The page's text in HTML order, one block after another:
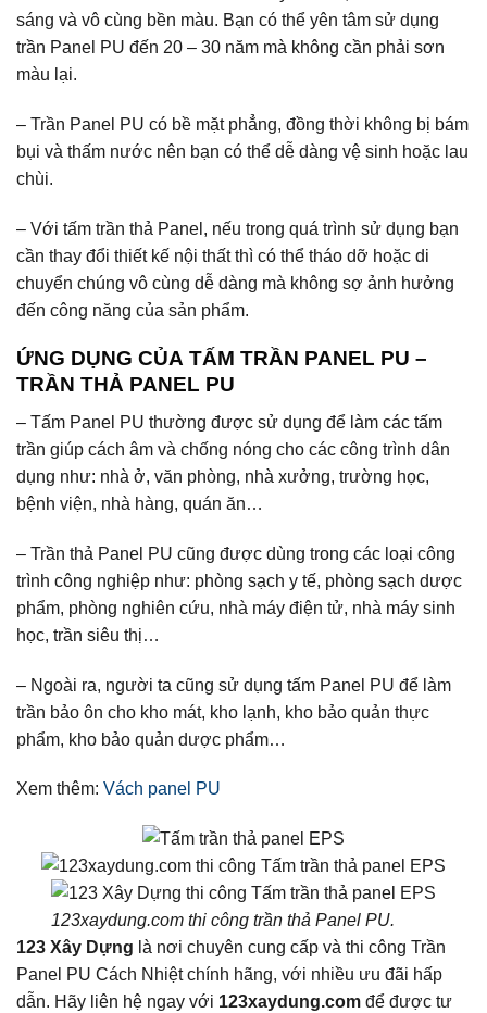
sáng và vô cùng bền màu. Bạn có thể yên tâm sử dụng
trần Panel PU đến 20 – 30 năm mà không cần phải sơn
màu lại.
– Trần Panel PU có bề mặt phẳng, đồng thời không bị bám
bụi và thấm nước nên bạn có thể dễ dàng vệ sinh hoặc lau
chùi.
– Với tấm trần thả Panel, nếu trong quá trình sử dụng bạn
cần thay đổi thiết kế nội thất thì có thể tháo dỡ hoặc di
chuyển chúng vô cùng dễ dàng mà không sợ ảnh hưởng
đến công năng của sản phẩm.
ỨNG DỤNG CỦA TẤM TRẦN PANEL PU –
TRẦN THẢ PANEL PU
– Tấm Panel PU thường được sử dụng để làm các tấm
trần giúp cách âm và chống nóng cho các công trình dân
dụng như: nhà ở, văn phòng, nhà xưởng, trường học,
bệnh viện, nhà hàng, quán ăn…
– Trần thả Panel PU cũng được dùng trong các loại công
trình công nghiệp như: phòng sạch y tế, phòng sạch dược
phẩm, phòng nghiên cứu, nhà máy điện tử, nhà máy sinh
học, trần siêu thị…
– Ngoài ra, người ta cũng sử dụng tấm Panel PU để làm
trần bảo ôn cho kho mát, kho lạnh, kho bảo quản thực
phẩm, kho bảo quản dược phẩm…
Xem thêm: Vách panel PU
123xaydung.com thi công trần thả Panel PU.
123 Xây Dựng là nơi chuyên cung cấp và thi công Trần
Panel PU Cách Nhiệt chính hãng, với nhiều ưu đãi hấp
dẫn. Hãy liên hệ ngay với 123xaydung.com để được tư